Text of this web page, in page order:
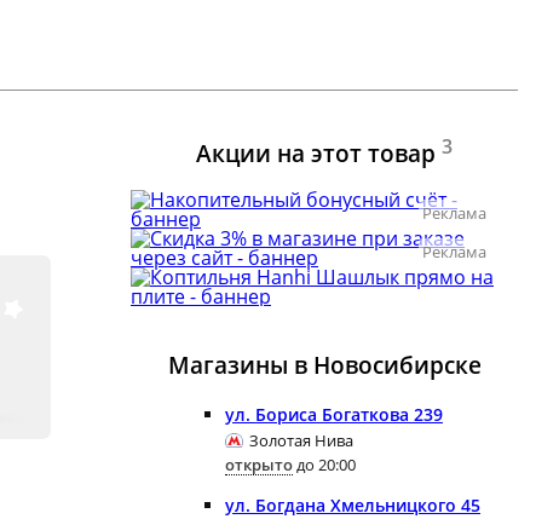
Акции на этот товар 3
Реклама
Реклама
Магазины в Новосибирске
ул. Бориса Богаткова 239
Золотая Нива
открытодо 20:00
ул. Богдана Хмельницкого 45